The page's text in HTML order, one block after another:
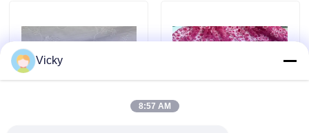
Exhibition Information
tissu brodé de dentelle
Vicky
8:57 AM